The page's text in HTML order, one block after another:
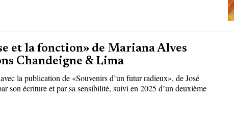
et la fonction» de Mariana Alves
Chandeigne & Lima
la publication de «Souvenirs d’un futur radieux», de José
son écriture et par sa sensibilité, suivi en 2025 d’un deuxième